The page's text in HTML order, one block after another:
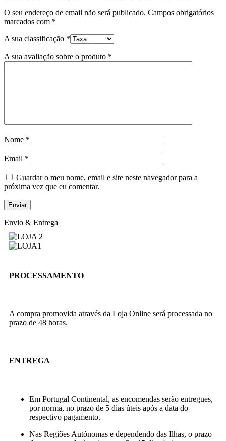
O seu endereço de email não será publicado. Campos obrigatórios
marcados com *
A sua classificação *
A sua avaliação sobre o produto *
Nome *
Email *
Guardar o meu nome, email e site neste navegador para a
próxima vez que eu comentar.
Envio & Entrega
PROCESSAMENTO
A compra promovida através da Loja Online será processada no
prazo de 48 horas.
ENTREGA
Em Portugal Continental, as encomendas serão entregues,
por norma, no prazo de 5 dias úteis após a data do
respectivo pagamento.
Nas Regiões Autónomas e dependendo das Ilhas, o prazo